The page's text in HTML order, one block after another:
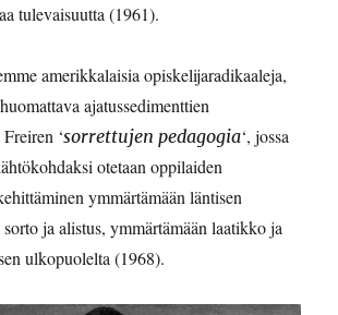
tulevaisuutta (1961).
amerikkalaisia opiskelijaradikaaleja,
ajatussedimenttien
‘sorrettujen pedagogia‘, jossa
otetaan oppilaiden
ymmärtämään läntisen
ja alistus, ymmärtämään laatikko ja
ulkopuolelta (1968).